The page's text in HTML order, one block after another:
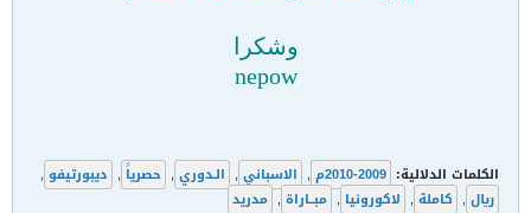
وشكرا
nepow
الكلمات الدلالية: 2009-2010م , الاسباني , الـدوري , حصرياً , ديبورتيفو ,
ريال , كاملة , لاكورونيا , مبــاراة , مدريد